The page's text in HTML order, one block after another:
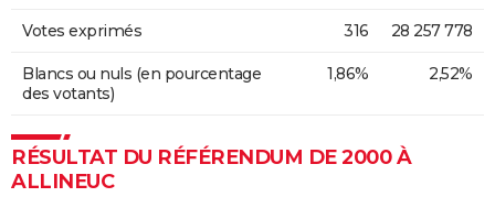
Votes exprimés 316 28 257 778
Blancs ou nuls (en pourcentage
des votants)
1,86% 2,52%
RÉSULTAT DU RÉFÉRENDUM DE 2000 À
ALLINEUC